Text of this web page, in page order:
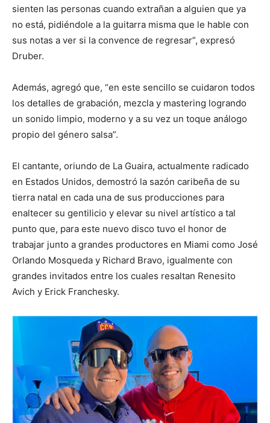
sienten las personas cuando extrañan a alguien que ya
no está, pidiéndole a la guitarra misma que le hable con
sus notas a ver si la convence de regresar”, expresó
Druber.
Además, agregó que, “en este sencillo se cuidaron todos
los detalles de grabación, mezcla y mastering logrando
un sonido limpio, moderno y a su vez un toque análogo
propio del género salsa”.
El cantante, oriundo de La Guaira, actualmente radicado
en Estados Unidos, demostró la sazón caribeña de su
tierra natal en cada una de sus producciones para
enaltecer su gentilicio y elevar su nivel artístico a tal
punto que, para este nuevo disco tuvo el honor de
trabajar junto a grandes productores en Miami como José
Orlando Mosqueda y Richard Bravo, igualmente con
grandes invitados entre los cuales resaltan Renesito
Avich y Erick Franchesky.